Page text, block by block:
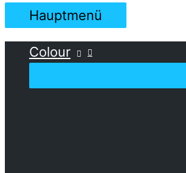
Hauptmenü
Colour